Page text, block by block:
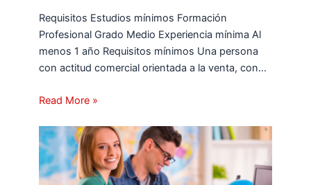
Requisitos Estudios mínimos Formación
Profesional Grado Medio Experiencia mínima Al
menos 1 año Requisitos mínimos Una persona
con actitud comercial orientada a la venta, con…
Read More »